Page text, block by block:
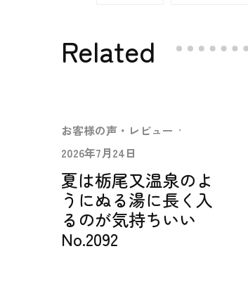
Related
お客様の声・レビュー ·
2026年7月24日
夏は栃尾又温泉のよ
うにぬる湯に長く入
るのが気持ちいい
No.2092